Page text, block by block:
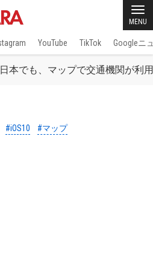
MENU
YouTube TikTok Googleニ
日本でも、マップで交通機関が利
#iOS10 #マップ